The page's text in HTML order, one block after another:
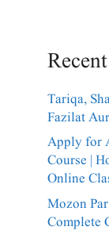
Tariqa,
Apply for
Course |
Mozon